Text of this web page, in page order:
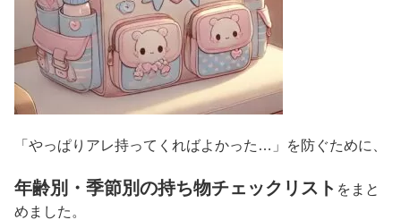
「やっぱりアレ持ってくればよかった…」を防ぐために、
年齢別・季節別の持ち物チェックリスト をまと
めました。